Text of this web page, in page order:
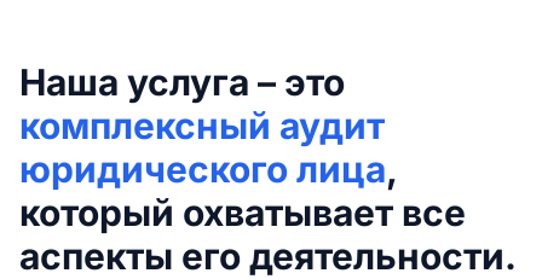
Наша услуга – это
комплексный аудит
юридического лица,
который охватывает все
аспекты его деятельности.